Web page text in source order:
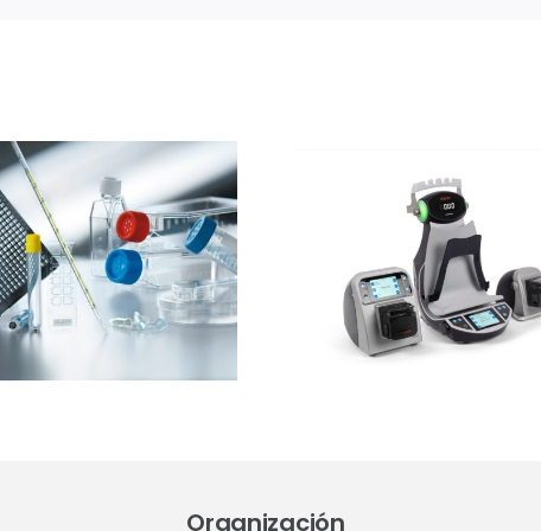
Thermo Fisher
Scientific
presentará el
sistema Thermo
Scientific™
InstaFlux™ en
Farmaforum
exponen
sucesivas
control
Organización